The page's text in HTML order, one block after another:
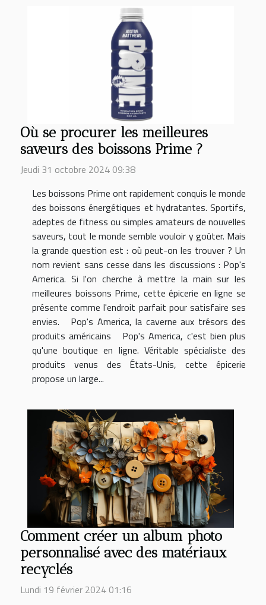
Où se procurer les meilleures
saveurs des boissons Prime ?
Jeudi 31 octobre 2024 09:38
Les boissons Prime ont rapidement conquis le monde
des boissons énergétiques et hydratantes. Sportifs,
adeptes de fitness ou simples amateurs de nouvelles
saveurs, tout le monde semble vouloir y goûter. Mais
la grande question est : où peut-on les trouver ? Un
nom revient sans cesse dans les discussions : Pop's
America. Si l'on cherche à mettre la main sur les
meilleures boissons Prime, cette épicerie en ligne se
présente comme l'endroit parfait pour satisfaire ses
envies. Pop's America, la caverne aux trésors des
produits américains Pop's America, c'est bien plus
qu'une boutique en ligne. Véritable spécialiste des
produits venus des États-Unis, cette épicerie
propose un large...
Comment créer un album photo
personnalisé avec des matériaux
recyclés
Lundi 19 février 2024 01:16